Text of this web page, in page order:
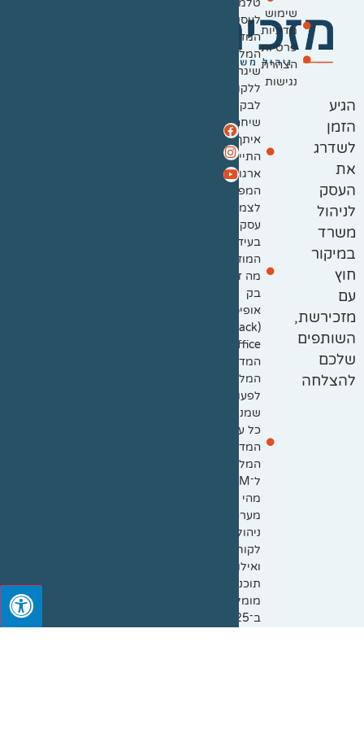
הגיע
הזמן
לשדרג
את
העסק
לניהול
משרד
במיקור
חוץ
עם
מזכירשת,
השותפים
שלכם
להצלחה
שימוש
מדיניות
פרטיות
הצהרת
נגישות
טלמיטינג
לעסקים:
המדריך
המלא
שיגרום
ללקוחות
לבקש
שיחה
איתך
התייעלות
ארגונית:
המפתח
לצמיחה
עסקית
בעידן
המודרני
מה זה
בק
אופיס
(Back
המדריך
המלא
לפעולות
שמניעות
כל עסק
המדריך
המלא
מהי
מערכת
ניהול
לקוחות
ואילו
תוכנות
מומלצות
ב־2025
ברשתות